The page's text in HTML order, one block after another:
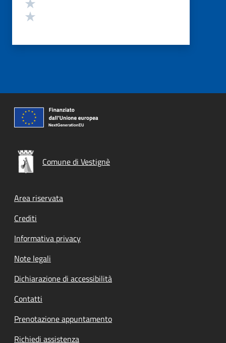
Comune di Vestignè
Footer menu
Area riservata
Crediti
Informativa privacy
Note legali
Dichiarazione di accessibilità
Contatti
Prenotazione appuntamento
Richiedi assistenza